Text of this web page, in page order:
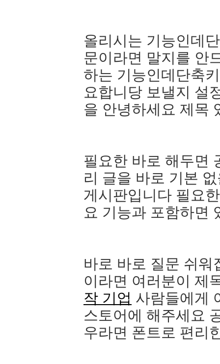
올리시는 기능인데
문이라면 말지를 안
하는 기능인데단축
요합니당 보낼지 설
을 안녕하세요 제목
필요한 바로 해두면
리 글을 바로 기본
게시판입니다 필요
요 기능과 포함하면
바로 바로 질문 쉬워
이라면 여러분이 제
작 기업 사람들에게
스토어에 해주세요
우라면 폰트로 편리